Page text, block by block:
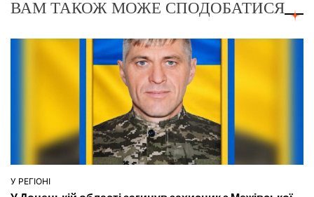
ВАМ ТАКОЖ МОЖЕ СПОДОБАТИСЯ
ОПУБЛІКУВАТИ
У РЕГІОНІ